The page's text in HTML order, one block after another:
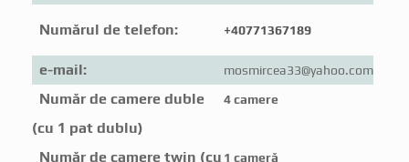
Numărul de telefon: +40771367189
e-mail: mosmircea33@yahoo.com
Număr de camere duble
(cu 1 pat dublu)
4 camere
Număr de camere twin (cu 1 cameră